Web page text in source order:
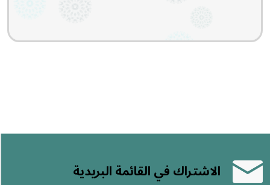
الاشتراك في القائمة البريدية